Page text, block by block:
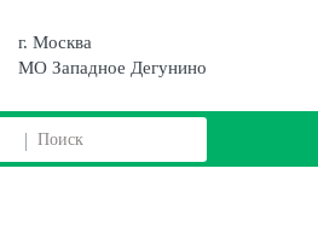
г. Москва
МО Западное Дегунино